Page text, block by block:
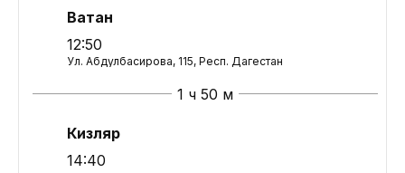
Ватан
12:50
Ул. Абдулбасирова, 115, Респ. Дагестан
1 ч 50 м
Кизляр
14:40